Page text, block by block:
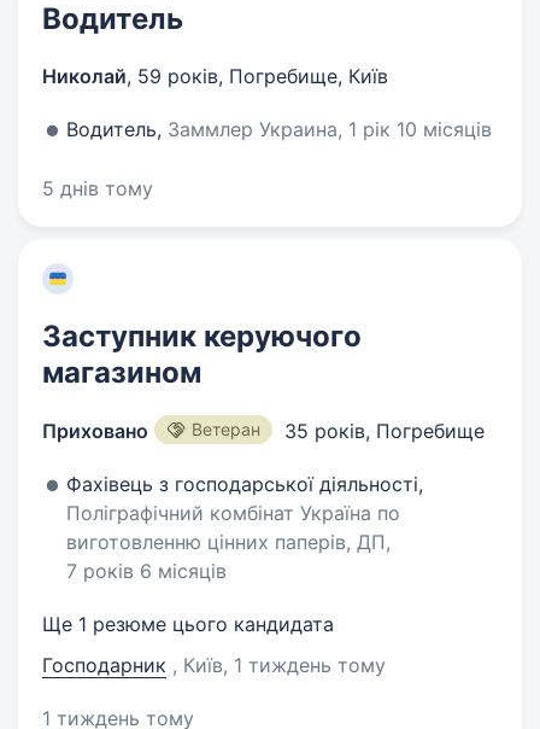
Водитель
Николай, 59 років, Погребище, Київ
Водитель, Заммлер Украина, 1 рік 10 місяців
5 днів тому
Заступник керуючого
магазином
Приховано Ветеран 35 років, Погребище
Фахівець з господарської діяльності,
Поліграфічний комбінат Україна по
виготовленню цінних паперів, ДП,
7 років 6 місяців
Ще 1 резюме цього кандидата
Господарник , Київ, 1 тиждень тому
1 тиждень тому